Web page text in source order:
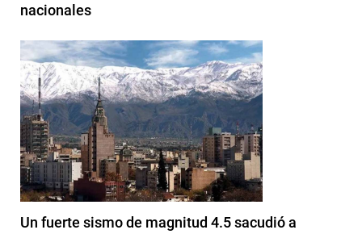
nacionales
Un fuerte sismo de magnitud 4.5 sacudió a